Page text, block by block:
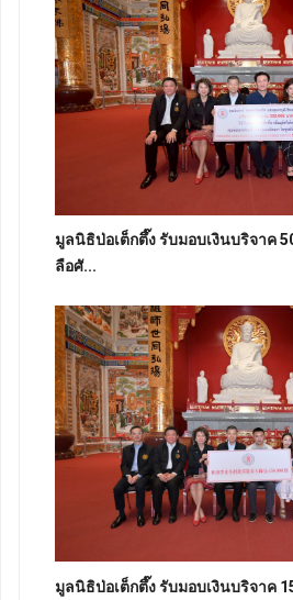
มูลนิธิป่อเต็กตึ๊ง รับมอบเงินบริจาค
ลือศั...
มูลนิธิป่อเต็กตึ๊ง รับมอบเงินบริจาค